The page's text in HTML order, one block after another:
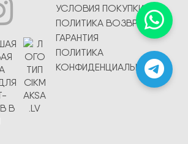
УСЛОВИЯ ПОКУПКИ
ПОЛИТИКА ВОЗВРАТА
ГАРАНТИЯ
ПОЛИТИКА
КОНФИДЕНЦИАЛЬНОСТИ